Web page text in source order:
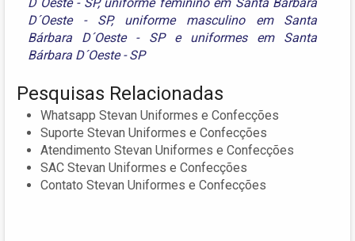
D´Oeste - SP, uniforme masculino em Santa
Bárbara D´Oeste - SPe uniformes em Santa
Bárbara D´Oeste - SP
Pesquisas Relacionadas
Whatsapp Stevan Uniformes e Confecções
Suporte Stevan Uniformes e Confecções
Atendimento Stevan Uniformes e Confecções
SAC Stevan Uniformes e Confecções
Contato Stevan Uniformes e Confecções